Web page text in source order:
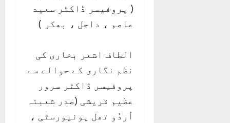
( پروفیسر ڈاکٹر سعید
عاصم ، داجل ، بھکر )
الطاف اشعر بخاری کی
نظم نگاری کے حوالے سے
پروفیسر ڈاکٹر سرور
عظیم قریشی (صدر شعبئہ
اُردُو تھل یونیورسٹی ،